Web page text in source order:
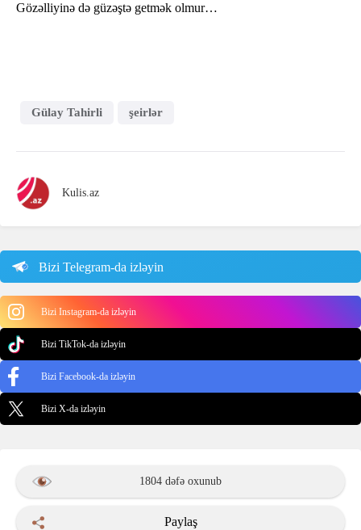
Gözəlliyinə də güzəştə getmək olmur…
Gülay Tahirli şeirlər
Kulis.az
Bizi Telegram-da izləyin
Bizi Instagram-da izləyin
Bizi TikTok-da izləyin
Bizi Facebook-da izləyin
Bizi X-da izləyin
1804 dəfə oxunub
Paylaş